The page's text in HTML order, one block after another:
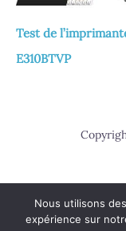
Test de
E310BTVP
Nous utilisons
expérience sur